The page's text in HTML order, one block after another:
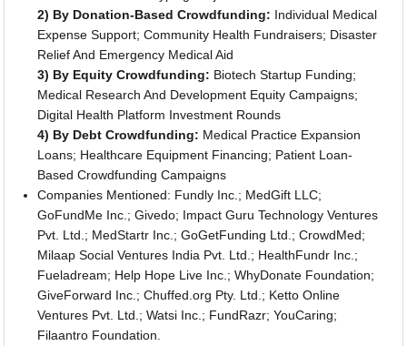
2) By Donation-Based Crowdfunding: Individual Medical
Expense Support; Community Health Fundraisers; Disaster
Relief And Emergency Medical Aid
3) By Equity Crowdfunding: Biotech Startup Funding;
Medical Research And Development Equity Campaigns;
Digital Health Platform Investment Rounds
4) By Debt Crowdfunding: Medical Practice Expansion
Loans; Healthcare Equipment Financing; Patient Loan-
Based Crowdfunding Campaigns
Companies Mentioned: Fundly Inc.; MedGift LLC;
GoFundMe Inc.; Givedo; Impact Guru Technology Ventures
Pvt. Ltd.; MedStartr Inc.; GoGetFunding Ltd.; CrowdMed;
Milaap Social Ventures India Pvt. Ltd.; HealthFundr Inc.;
Fueladream; Help Hope Live Inc.; WhyDonate Foundation;
GiveForward Inc.; Chuffed.org Pty. Ltd.; Ketto Online
Ventures Pvt. Ltd.; Watsi Inc.; FundRazr; YouCaring;
Filaantro Foundation.